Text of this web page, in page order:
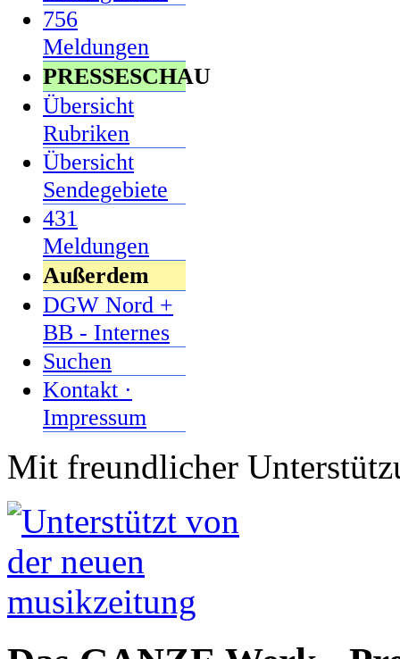
756
Meldungen
PRESSESCHAU
Übersicht
Rubriken
Übersicht
Sendegebiete
431
Meldungen
Außerdem
DGW Nord +
BB - Internes
Suchen
Kontakt ·
Impressum
Mit freundlicher